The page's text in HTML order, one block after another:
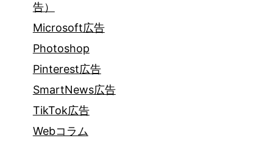
告）
Microsoft広告
Photoshop
Pinterest広告
SmartNews広告
TikTok広告
Webコラム